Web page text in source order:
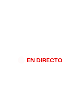
EN DIRECTO